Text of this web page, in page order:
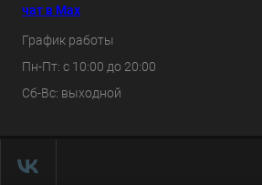
чат в Max
График работы
Пн-Пт: с 10:00 до 20:00
Сб-Вс: выходной